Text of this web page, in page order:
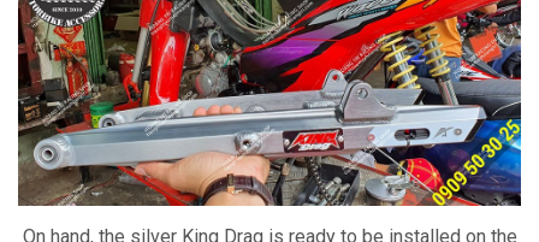
On hand, the silver King Drag is ready to be installed on the